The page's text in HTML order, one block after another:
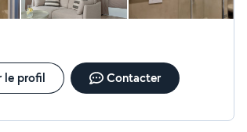
le profil Contacter